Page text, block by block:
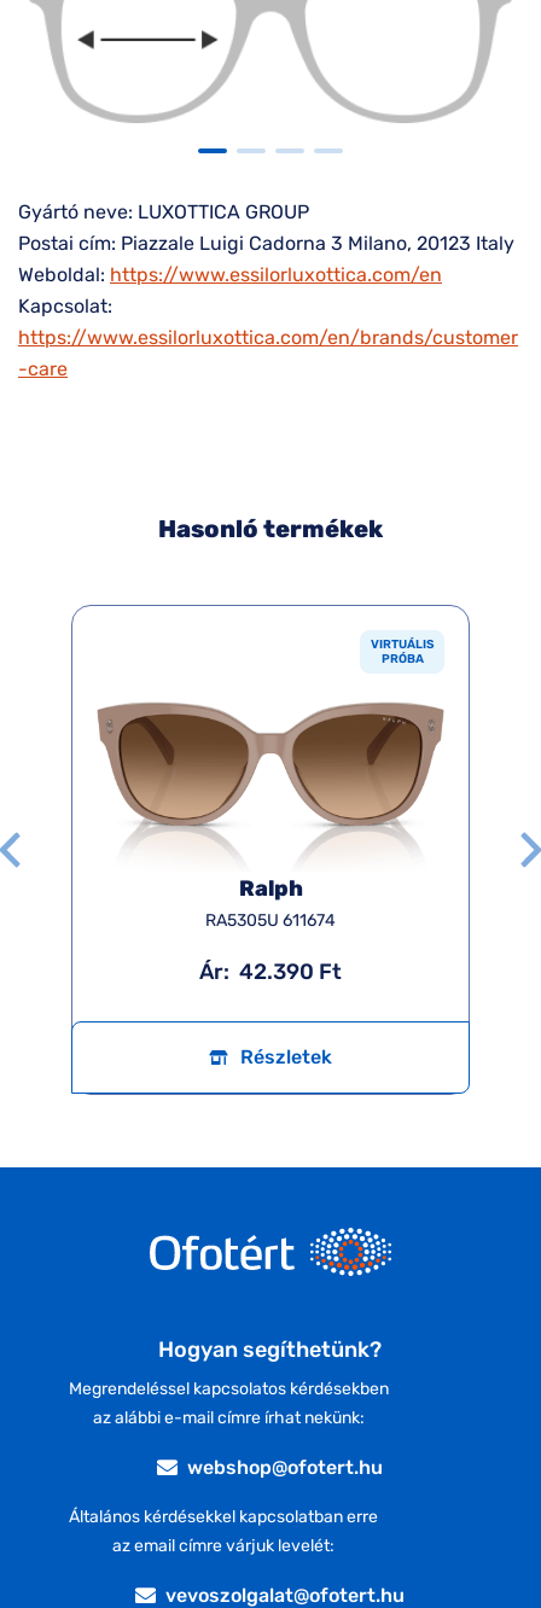
Gyártó neve: LUXOTTICA GROUP
Postai cím: Piazzale Luigi Cadorna 3 Milano, 20123 Italy
Weboldal: https://www.essilorluxottica.com/en
Kapcsolat:
https://www.essilorluxottica.com/en/brands/customer
-care
Hasonló termékek
VIRTUÁLIS
PRÓBA
Ralph
RA5305U 611674
Ár: 42.390 Ft
Részletek
Hogyan segíthetünk?
Megrendeléssel kapcsolatos kérdésekben
az alábbi e-mail címre írhat nekünk:
webshop@ofotert.hu
Általános kérdésekkel kapcsolatban erre
az email címre várjuk levelét:
vevoszolgalat@ofotert.hu